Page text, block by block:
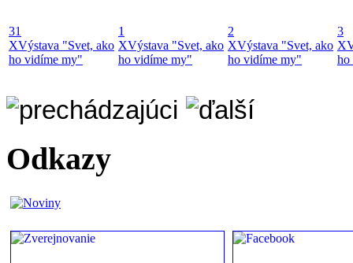
31
XVýstava "Svet, ako
ho vidíme my"
1
XVýstava "Svet, ako
ho vidíme my"
2
XVýstava "Svet, ako
ho vidíme my"
3
X
ho
Odkazy